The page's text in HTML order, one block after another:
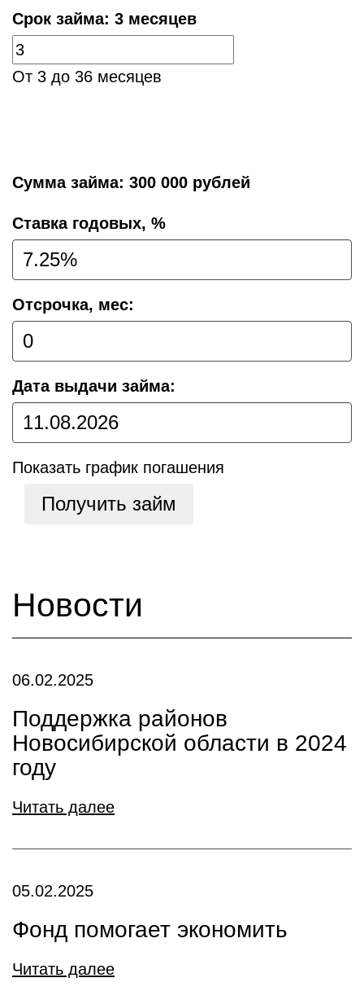
Срок займа: 3 месяцев
От 3 до 36 месяцев
Сумма займа: 300 000 рублей
Cтавка годовых, %
Отсрочка, мес:
Дата выдачи займа:
Показать график погашения
Получить займ
Новости
06.02.2025
Поддержка районов
Новосибирской области в 2024
году
Читать далее
05.02.2025
Фонд помогает экономить
Читать далее